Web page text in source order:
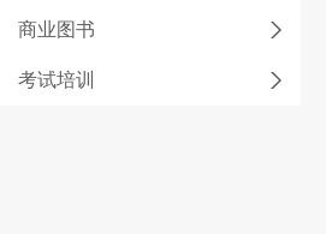
商业图书
考试培训